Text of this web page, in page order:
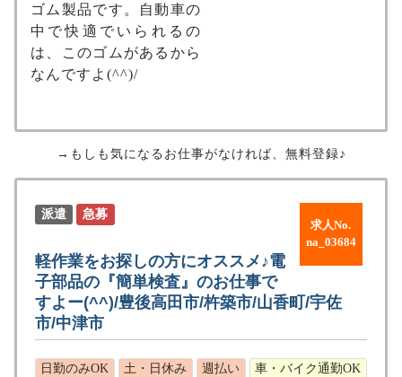
ゴム製品です。自動車の
中で快適でいられるの
は、このゴムがあるから
なんですよ(^^)/
→もしも気になるお仕事がなければ、無料登録♪
求人No.
na_03684
派遣 急募
軽作業をお探しの方にオススメ♪電
子部品の『簡単検査』のお仕事で
すよー(^^)/豊後高田市/杵築市/山香町/宇佐
市/中津市
日勤のみOK 土・日休み 週払い
車・バイク通勤OK